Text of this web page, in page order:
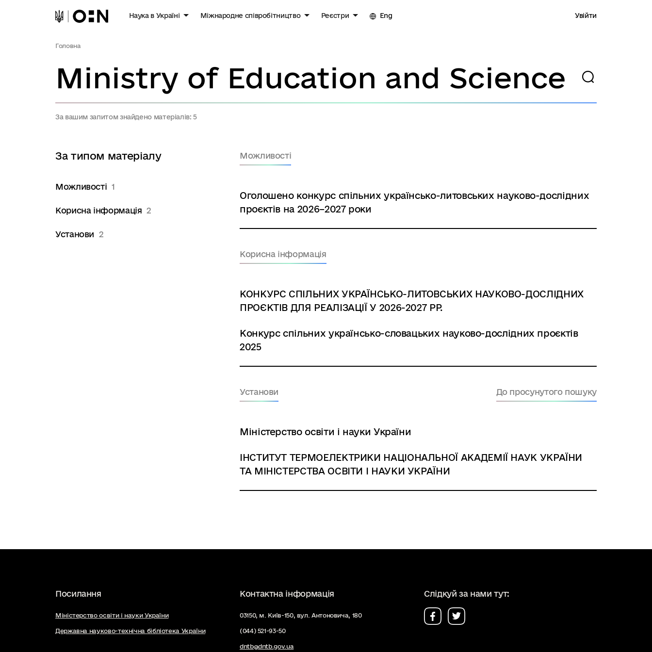
Наука в Україні Міжнародне співробітництво Реєстри Eng Увійти
Головна
За вашим запитом знайдено матеріалів: 5
За типом матеріалу
Можливості 1
Корисна інформація 2
Установи 2
Можливості
Оголошено конкурс спільних українсько-литовських науково-дослідних
проєктів на 2026–2027 роки
Корисна інформація
КОНКУРС СПІЛЬНИХ УКРАЇНСЬКО-ЛИТОВСЬКИХ НАУКОВО-ДОСЛІДНИХ
ПРОЄКТІВ ДЛЯ РЕАЛІЗАЦІЇ У 2026-2027 РР.
Конкурс спільних українсько-словацьких науково-дослідних проєктів
2025
Установи До просунутого пошуку
Міністерство освіти і науки України
ІНСТИТУТ ТЕРМОЕЛЕКТРИКИ НАЦІОНАЛЬНОЇ АКАДЕМІЇ НАУК УКРАЇНИ
ТА МІНІСТЕРСТВА ОСВІТИ І НАУКИ УКРАЇНИ
Посилання
Міністерство освіти і науки України
Державна науково-технічна бібліотека України
Контактна інформація
03150, м. Київ-150, вул. Антоновича, 180
(044) 521-93-50
dntb@dntb.gov.ua
Слідкуй за нами тут: